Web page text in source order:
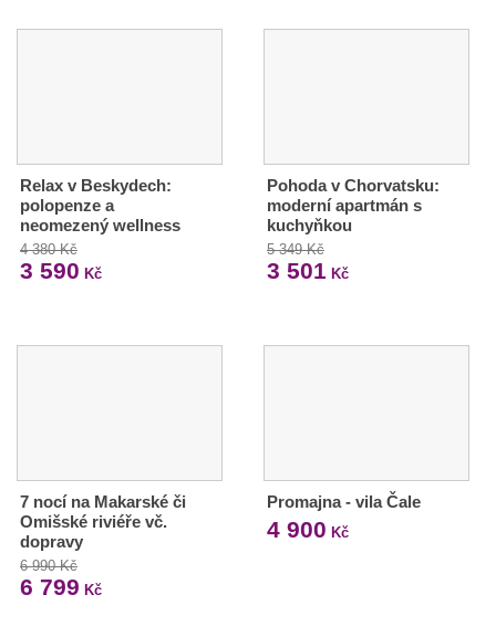
Relax v Beskydech:
polopenze a
neomezený wellness
4 380 Kč
3 590 Kč
Pohoda v Chorvatsku:
moderní apartmán s
kuchyňkou
5 349 Kč
3 501 Kč
7 nocí na Makarské či
Omišské riviéře vč.
dopravy
6 990 Kč
6 799 Kč
Promajna - vila Čale
4 900 Kč